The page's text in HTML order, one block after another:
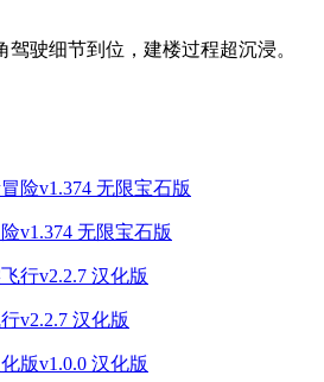
驶细节到位，建楼过程超沉浸。
v1.374 无限宝石版
v2.2.7 汉化版